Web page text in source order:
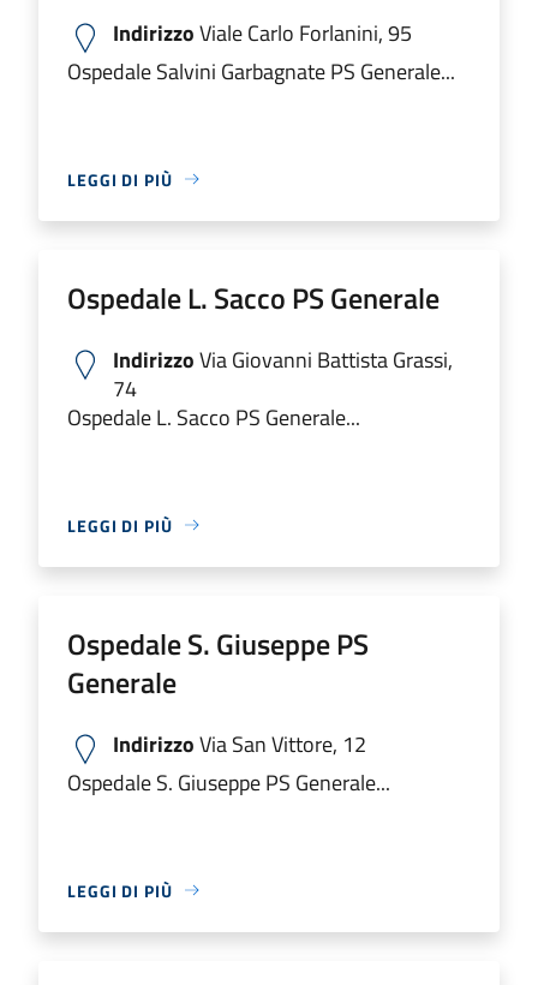
IndirizzoViale Carlo Forlanini, 95
Ospedale Salvini Garbagnate PS Generale...
LEGGI DI PIÙ
Ospedale L. Sacco PS Generale
IndirizzoVia Giovanni Battista Grassi,
74
Ospedale L. Sacco PS Generale...
LEGGI DI PIÙ
Ospedale S. Giuseppe PS
Generale
IndirizzoVia San Vittore, 12
Ospedale S. Giuseppe PS Generale...
LEGGI DI PIÙ